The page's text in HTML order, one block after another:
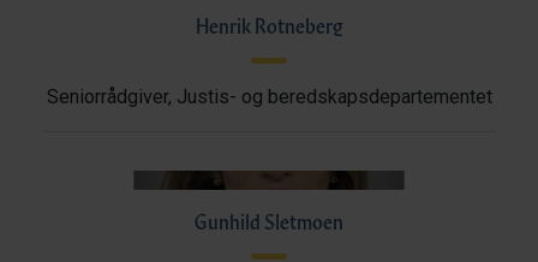
Henrik Rotneberg
Seniorrådgiver, Justis- og beredskapsdepartementet
Gunhild Sletmoen